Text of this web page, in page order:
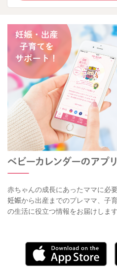
赤ちゃんの成長にあったママに必
妊娠から出産までのプレママ、子
の生活に役立つ情報をお届けします